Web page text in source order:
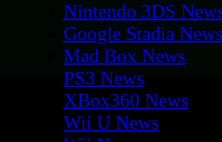
Nintendo 3DS
Google Stadia
Mad Box News
PS3 News
XBox360 News
Wii U News